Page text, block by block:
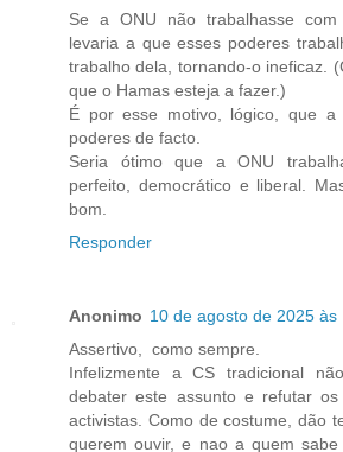
Se a ONU não trabalhasse
levaria a que esses poderes
trabalho dela, tornando-o ineficaz.
que o Hamas esteja a fazer.)
É por esse motivo, lógico, que a
poderes de facto.
Seria ótimo que a ONU
perfeito, democrático e liberal.
bom.
Responder
Anonimo 10 de agosto de 2025 às
Assertivo, como sempre.
Infelizmente a CS tradicional
debater este assunto e refutar
activistas. Como de costume, dão
querem ouvir, e nao a quem